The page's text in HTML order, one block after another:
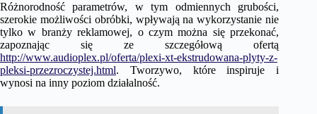
Różnorodność parametrów, w tym odmiennych grubości,
szerokie możliwości obróbki, wpływają na wykorzystanie nie
tylko w branży reklamowej, o czym można się przekonać,
zapoznając się ze szczegółową ofertą
http://www.audioplex.pl/oferta/plexi-xt-ekstrudowana-plyty-z-
pleksi-przezroczystej.html. Tworzywo, które inspiruje i
wynosi na inny poziom działalność.